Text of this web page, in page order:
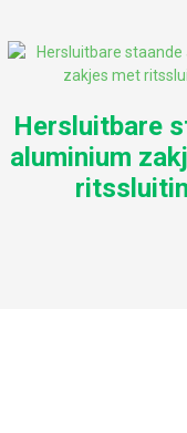
Hersluitbare
aluminium